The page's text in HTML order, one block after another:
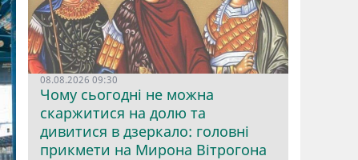
08.08.2026 09:30
Чому сьогодні не можна
скаржитися на долю та
дивитися в дзеркало: головні
прикмети на Мирона Вітрогона